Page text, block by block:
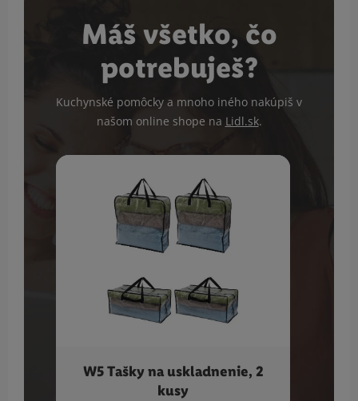
Máš všetko, čo
potrebuješ?
Kuchynské pomôcky a mnoho iného nakúpiš v
našom online shope na Lidl.sk.
W5 Tašky na uskladnenie, 2
kusy